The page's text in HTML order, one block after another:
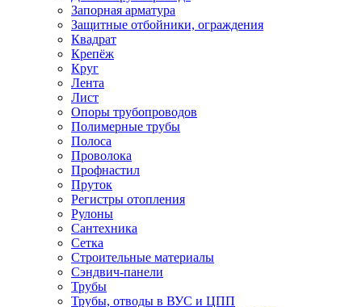
Запорная арматура
Защитные отбойники, ограждения
Квадрат
Крепёж
Круг
Лента
Лист
Опоры трубопроводов
Полимерные трубы
Полоса
Проволока
Профнастил
Пруток
Регистры отопления
Рулоны
Сантехника
Сетка
Строительные материалы
Сэндвич-панели
Трубы
Трубы, отводы в ВУС и ЦПП